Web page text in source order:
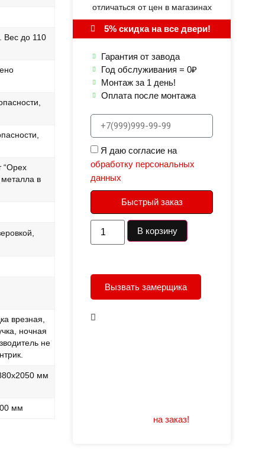
Вес до 110
“Орех
металла в
врезная,
ночная
не
мм
мм
отличаться от цен в магазинах
5% скидка на все двери!
Гарантия от завода
Год обслуживания = 0₽
Монтаж за 1 день!
Оплата после монтажа
Я даю согласие на
обработку персональных
данных
Быстрый заказ
В корзину
Вызвать замерщика
на заказ!